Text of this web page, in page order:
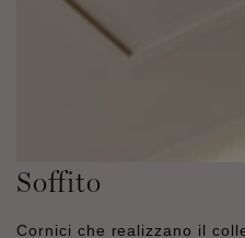
Soffito
Cornici che realizzano il